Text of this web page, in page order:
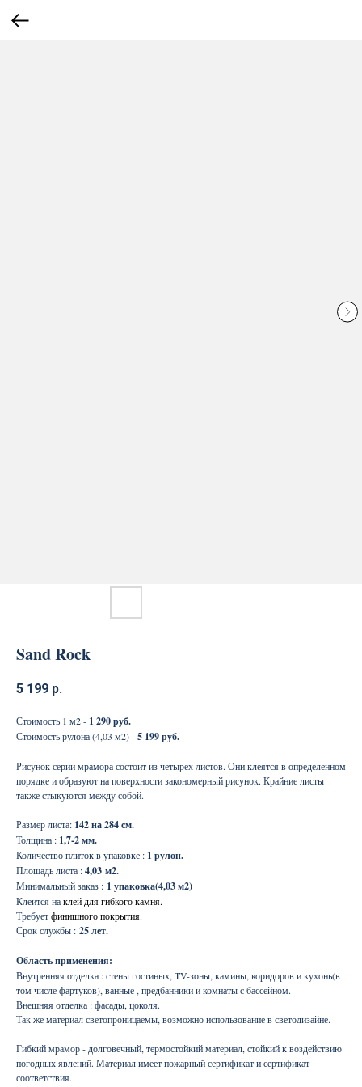
Sand Rock
5 199 р.
Стоимость 1 м2 - 1 290 руб.
Стоимость рулона (4,03 м2) -5 199 руб.
Рисунок серии мрамора состоит из четырех листов. Они клеятся в определенном
порядке и образуют на поверхности закономерный рисунок. Крайние листы
также стыкуются между собой.
Размер листа: 142 на 284 см.
Толщина : 1,7-2 мм.
Количество плиток в упаковке : 1 рулон.
Площадь листа :4,03 м2.
Минимальный заказ : 1 упаковка(4,03 м2)
Клеится наклей для гибкого камня.
Требуетфинишного покрытия.
Срок службы : 25 лет.
Область применения:
Внутренняя отделка : стены гостиных, TV-зоны, камины, коридоров и кухонь(в
том числе фартуков), ванные , предбанники и комнаты с бассейном.
Внешняя отделка : фасады, цоколя.
Так же материал светопроницаемы, возможно использование в светодизайне.
Гибкий мрамор - долговечный, термостойкий материал, стойкий к воздействию
погодных явлений. Материал имеет пожарный сертификат и сертификат
соответствия.